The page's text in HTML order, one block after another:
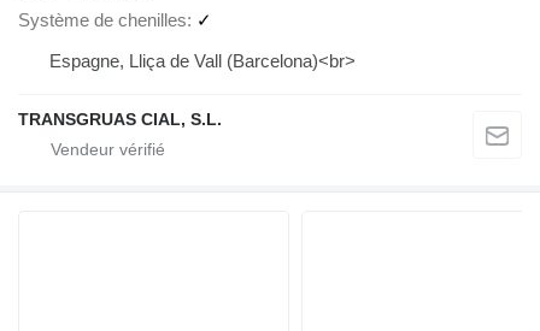
Système de chenilles
✓
Espagne, Lliça de Vall (Barcelona)<br>
TRANSGRUAS CIAL, S.L.